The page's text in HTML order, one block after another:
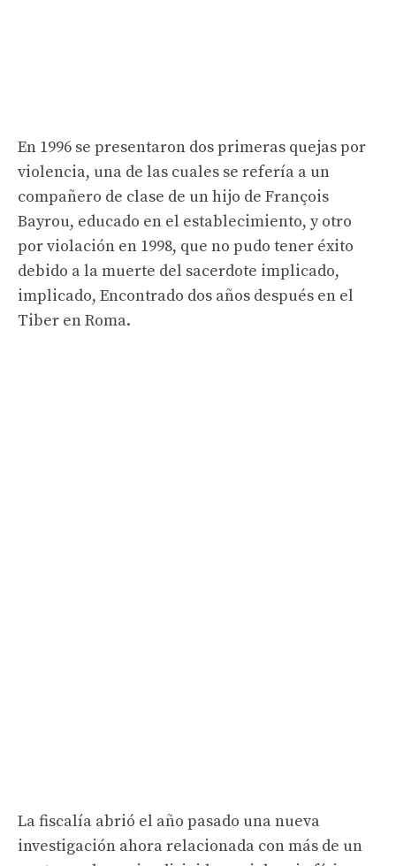
En 1996 se presentaron dos primeras quejas por
violencia, una de las cuales se refería a un
compañero de clase de un hijo de François
Bayrou, educado en el establecimiento, y otro
por violación en 1998, que no pudo tener éxito
debido a la muerte del sacerdote implicado,
implicado, Encontrado dos años después en el
Tiber en Roma.
La fiscalía abrió el año pasado una nueva
investigación ahora relacionada con más de un